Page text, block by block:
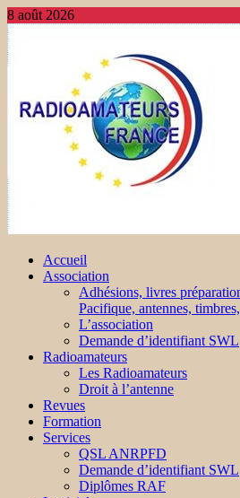
8 août 2026
Accueil
Association
Adhésions, livres
Pacifique, antennes,
L’association
Demande d’identifiant SWL
Radioamateurs
Les Radioamateurs
Droit à l’antenne
Revues
Formation
Services
QSL ANRPFD
Demande d’identifiant SWL
Diplômes RAF